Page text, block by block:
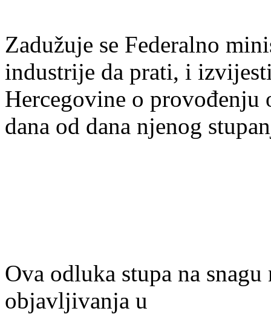
Zadužuje se Federalno
industrije da prati, i
Hercegovine o provođenju
dana od dana njenog
Ova odluka stupa na snagu
objavljivanja u